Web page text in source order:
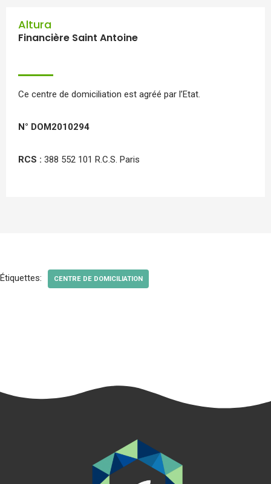
Altura
Financière Saint Antoine
Ce centre de domiciliation est agréé par l’Etat.
N° DOM2010294
RCS : 388 552 101 R.C.S. Paris
Étiquettes: CENTRE DE DOMICILIATION